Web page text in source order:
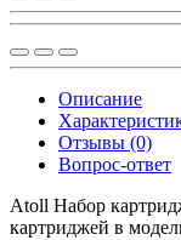
Описание
Отзывы (0)
Вопрос-ответ
Atoll Набор
картриджей в